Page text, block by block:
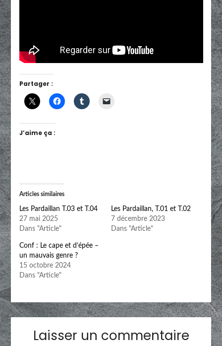
Partager :
J’aime ça :
Articles similaires
Les Pardaillan T.03 et T.04
27 mai 2025
Dans "Article"
Les Pardaillan, T.01 et T.02
7 décembre 2023
Dans "Article"
Conf : Le cape et d’épée –
un mauvais genre ?
15 octobre 2024
Dans "Article"
Laisser un commentaire